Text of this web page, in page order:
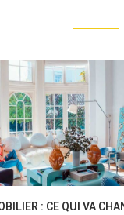
IMMOBILIER : VERS UNE